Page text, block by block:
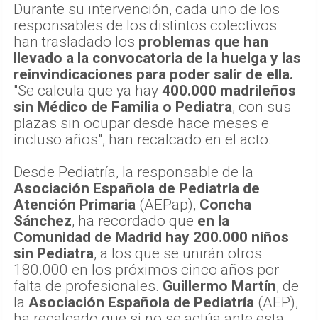
Durante su intervención, cada uno de los
responsables de los distintos colectivos
han trasladado los problemas que han
llevado a la convocatoria de la huelga y las
reinvindicaciones para poder salir de ella.
"Se calcula que ya hay 400.000 madrileños
sin Médico de Familia o Pediatra, con sus
plazas sin ocupar desde hace meses e
incluso años", han recalcado en el acto.
Desde Pediatría, la responsable de la
Asociación Española de Pediatría de
Atención Primaria (AEPap), Concha
Sánchez, ha recordado que en la
Comunidad de Madrid hay 200.000 niños
sin Pediatra, a los que se unirán otros
180.000 en los próximos cinco años por
falta de profesionales. Guillermo Martín, de
la Asociación Española de Pediatría (AEP),